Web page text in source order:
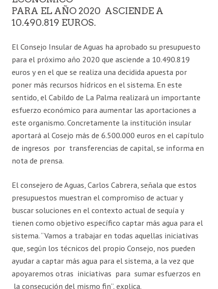
PARA EL AÑO 2020 ASCIENDE A
10.490.819 EUROS.
El Consejo Insular de Aguas ha aprobado su presupuesto
para el próximo año 2020 que asciende a 10.490.819
euros y en el que se realiza una decidida apuesta por
poner más recursos hídricos en el sistema. En este
sentido, el Cabildo de La Palma realizará un importante
esfuerzo económico para aumentar las aportaciones a
este organismo. Concretamente la institución insular
aportará al Cosejo más de 6.500.000 euros en el capítulo
de ingresos por transferencias de capital, se informa en
nota de prensa.
El consejero de Aguas, Carlos Cabrera, señala que estos
presupuestos muestran el compromiso de actuar y
buscar soluciones en el contexto actual de sequía y
tienen como objetivo específico captar más agua para el
sistema. “Vamos a trabajar en todas aquellas iniciativas
que, según los técnicos del propio Consejo, nos pueden
ayudar a captar más agua para el sistema, a la vez que
apoyaremos otras iniciativas para sumar esfuerzos en
la consecución del mismo fin”, explica.